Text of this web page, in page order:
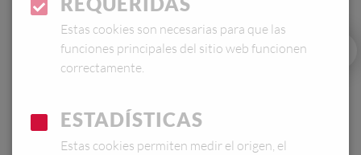
Estas cookies son necesarias para que las
funciones principales del sitio web funcionen
correctamente.
ESTADÍSTICAS
Estas cookies permiten medir el origen, el